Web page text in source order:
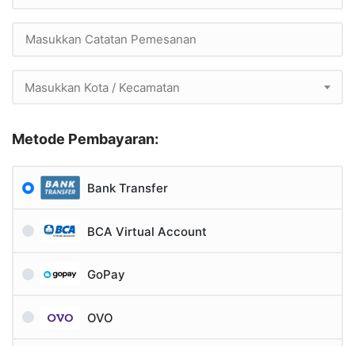
Masukkan Kota / Kecamatan
Metode Pembayaran:
Bank Transfer
BCA Virtual Account
GoPay
OVO